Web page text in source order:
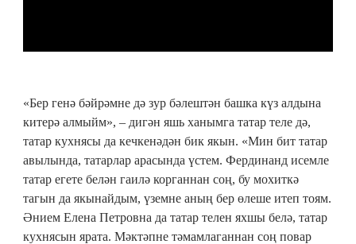
«Бер генә бәйрәмне дә зур бәлештән башка күз алдына
китерә алмыйм», – дигән яшь ханымга татар теле дә,
татар кухнясы да кечкенәдән бик якын. «Мин бит татар
авылында, татарлар арасында үстем. Фердинанд исемле
татар егете белән гаилә корганнан соң, бу мохиткә
тагын да якынайдым, үземне аның бер өлеше итеп тоям.
Әнием Елена Петровна да татар телен яхшы белә, татар
кухнясын ярата. Мәктәпне тәмамлаганнан соң повар